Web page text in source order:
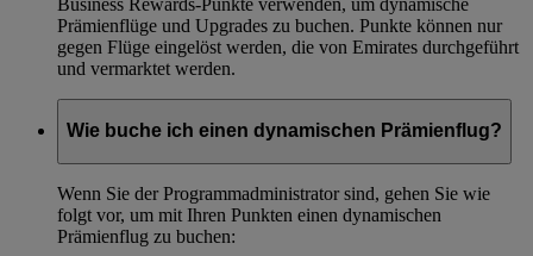
Prämienflüge und Upgrades zu buchen. Punkte können nur
gegen Flüge eingelöst werden, die von Emirates durchgeführt
und vermarktet werden.
Wie buche ich einen dynamischen Prämienflug?
Wenn Sie der Programmadministrator sind, gehen Sie wie
folgt vor, um mit Ihren Punkten einen dynamischen
Prämienflug zu buchen: